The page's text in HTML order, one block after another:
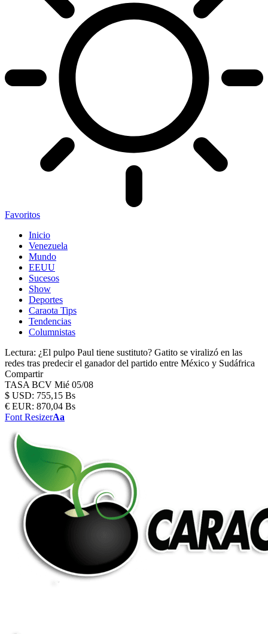
Favoritos
Inicio
Venezuela
Mundo
EEUU
Sucesos
Show
Deportes
Caraota Tips
Tendencias
Columnistas
Lectura: ¿El pulpo Paul tiene sustituto? Gatito se viralizó en las
redes tras predecir el ganador del partido entre México y Sudáfrica
Compartir
TASA BCV Mié 05/08
$ USD: 755,15 Bs
€ EUR: 870,04 Bs
Font ResizerAa